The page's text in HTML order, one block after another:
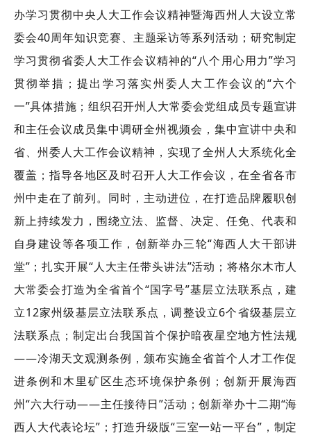
办学习贯彻中央人大工作会议精神暨海西州人大设立常
委会40周年知识竞赛、主题采访等系列活动；研究制定
学习贯彻省委人大工作会议精神的“八个用心用力”学习
贯彻举措；提出学习落实州委人大工作会议的“六个
一”具体措施；组织召开州人大常委会党组成员专题宣讲
和主任会议成员集中调研全州视频会，集中宣讲中央和
省、州委人大工作会议精神，实现了全州人大系统化全
覆盖；指导各地区及时召开人大工作会议，在全省各市
州中走在了前列。同时，主动进位，在打造品牌履职创
新上持续发力，围绕立法、监督、决定、任免、代表和
自身建设等各项工作，创新举办三轮“海西人大干部讲
堂”；扎实开展“人大主任带头讲法”活动；将格尔木市人
大常委会打造为全省首个“国字号”基层立法联系点，建
立12家州级基层立法联系点，调整设立6个省级基层立
法联系点；制定出台我国首个保护暗夜星空地方性法规
——冷湖天文观测条例，颁布实施全省首个人才工作促
进条例和木里矿区生态环境保护条例；创新开展海西
州“六大行动——主任接待日”活动；创新举办十二期“海
西人大代表论坛”；打造升级版“三室一站一平台”，制定